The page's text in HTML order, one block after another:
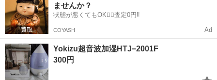
ませんか？
状態が悪くてもOK🙆‍♀️査定0円‼️
COYASH Ad
Yokizu超音波加湿HTJ−2001F
300円